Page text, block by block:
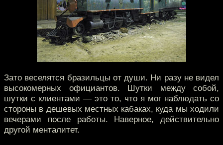
Зато веселятся бразильцы от души. Ни разу не видел
высокомерных официантов. Шутки между собой,
шутки с клиентами — это то, что я мог наблюдать со
стороны в дешевых местных кабаках, куда мы ходили
вечерами после работы. Наверное, действительно
другой менталитет.